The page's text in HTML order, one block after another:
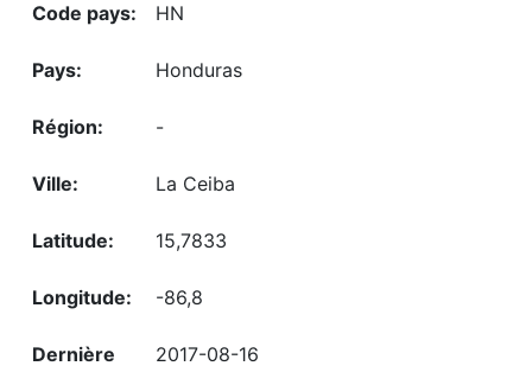
HN
Honduras
-
La Ceiba
15,7833
-86,8
2017-08-16